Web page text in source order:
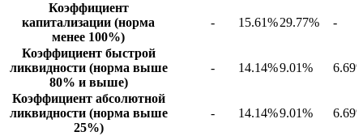
Коэффициент
капитализации (норма
менее 100%)
- 15.61%29.77% -
Коэффициент быстрой
ликвидности (норма выше
80% и выше)
- 14.14%9.01%
Коэффициент абсолютной
ликвидности (норма выше
25%)
- 14.14%9.01%